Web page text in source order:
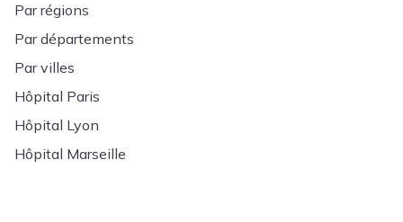
Par régions
Par départements
Par villes
Hôpital Paris
Hôpital Lyon
Hôpital Marseille